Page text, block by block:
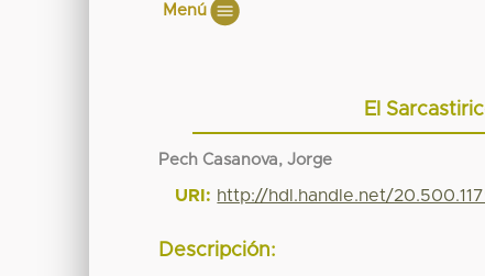
Menú
El
Pech Casanova, Jorge
URI: http://hdl.handle.net/
Descripción: